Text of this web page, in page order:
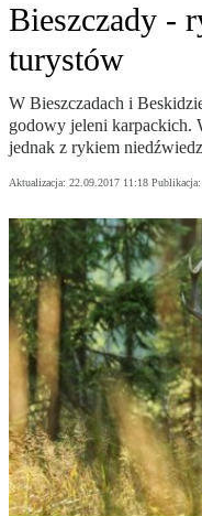
Bieszczady -
turystów
W Bieszczadach i
godowy jeleni karpackich.
jednak z rykiem
Aktualizacja: 22.09.2017 11:18 Publikacja: